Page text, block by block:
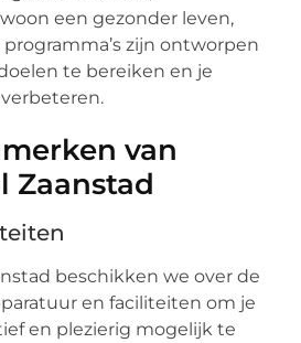
een gezonder leven,
zijn ontworpen
te bereiken en je
van
Zaanstad
beschikken we over de
en faciliteiten om je
en plezierig mogelijk te